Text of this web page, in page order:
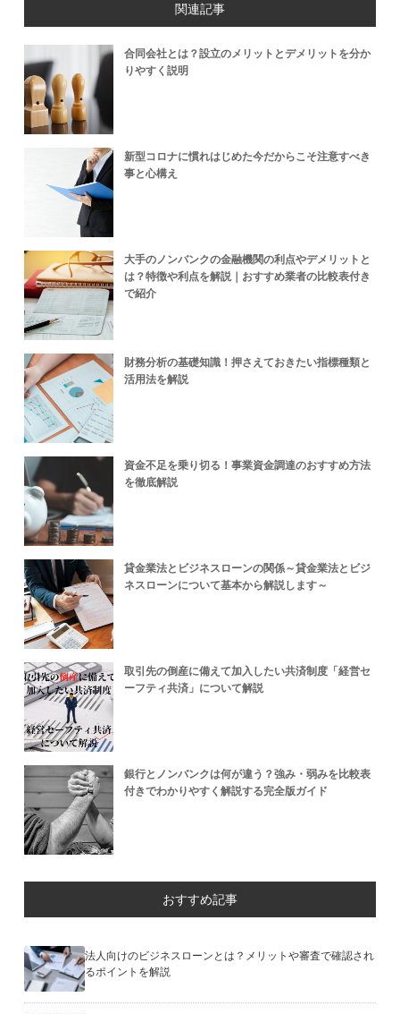
関連記事
合同会社とは？設立のメリットとデメリットを分か
りやすく説明
新型コロナに慣れはじめた今だからこそ注意すべき
事と心構え
大手のノンバンクの金融機関の利点やデメリットと
は？特徴や利点を解説｜おすすめ業者の比較表付き
で紹介
財務分析の基礎知識！押さえておきたい指標種類と
活用法を解説
資金不足を乗り切る！事業資金調達のおすすめ方法
を徹底解説
貸金業法とビジネスローンの関係～貸金業法とビジ
ネスローンについて基本から解説します～
取引先の倒産に備えて加入したい共済制度「経営セ
ーフティ共済」について解説
銀行とノンバンクは何が違う？強み・弱みを比較表
付きでわかりやすく解説する完全版ガイド
おすすめ記事
法人向けのビジネスローンとは？メリットや審査で確認され
るポイントを解説